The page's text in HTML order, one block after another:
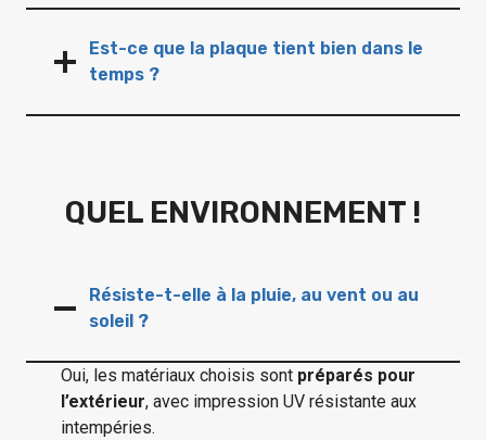
Est-ce que la plaque tient bien dans le
temps ?
QUEL ENVIRONNEMENT !
Résiste-t-elle à la pluie, au vent ou au
soleil ?
Oui, les matériaux choisis sont préparés pour
l’extérieur, avec impression UV résistante aux
intempéries.